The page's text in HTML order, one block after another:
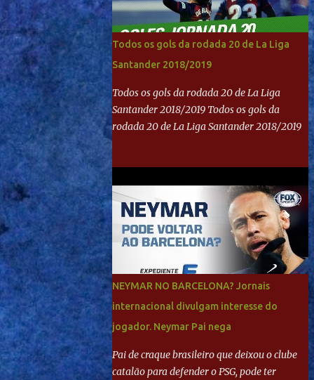
Todos os gols da rodada 20 de La Liga
Santander 2018/2019
Todos os gols da rodada 20 de La Liga
Santander 2018/2019 Todos os gols da
rodada 20 de La Liga Santander 2018/2019
NEYMAR NO BARCELONA? Jornais
internacional divulgam interesse do
jogador. Neymar Pai nega
Pai de craque brasileiro que deixou o clube
catalão para defender o PSG, pode ter